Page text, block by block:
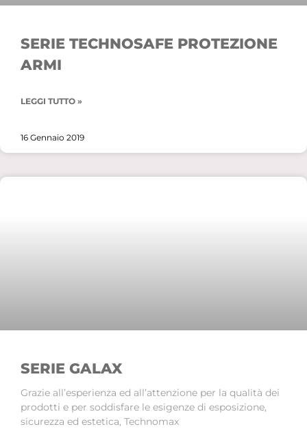
SERIE TECHNOSAFE PROTEZIONE
ARMI
LEGGI TUTTO »
16 Gennaio 2019
SERIE GALAX
Grazie all’esperienza ed all’attenzione per la qualità dei
prodotti e per soddisfare le esigenze di esposizione,
sicurezza ed estetica, Technomax